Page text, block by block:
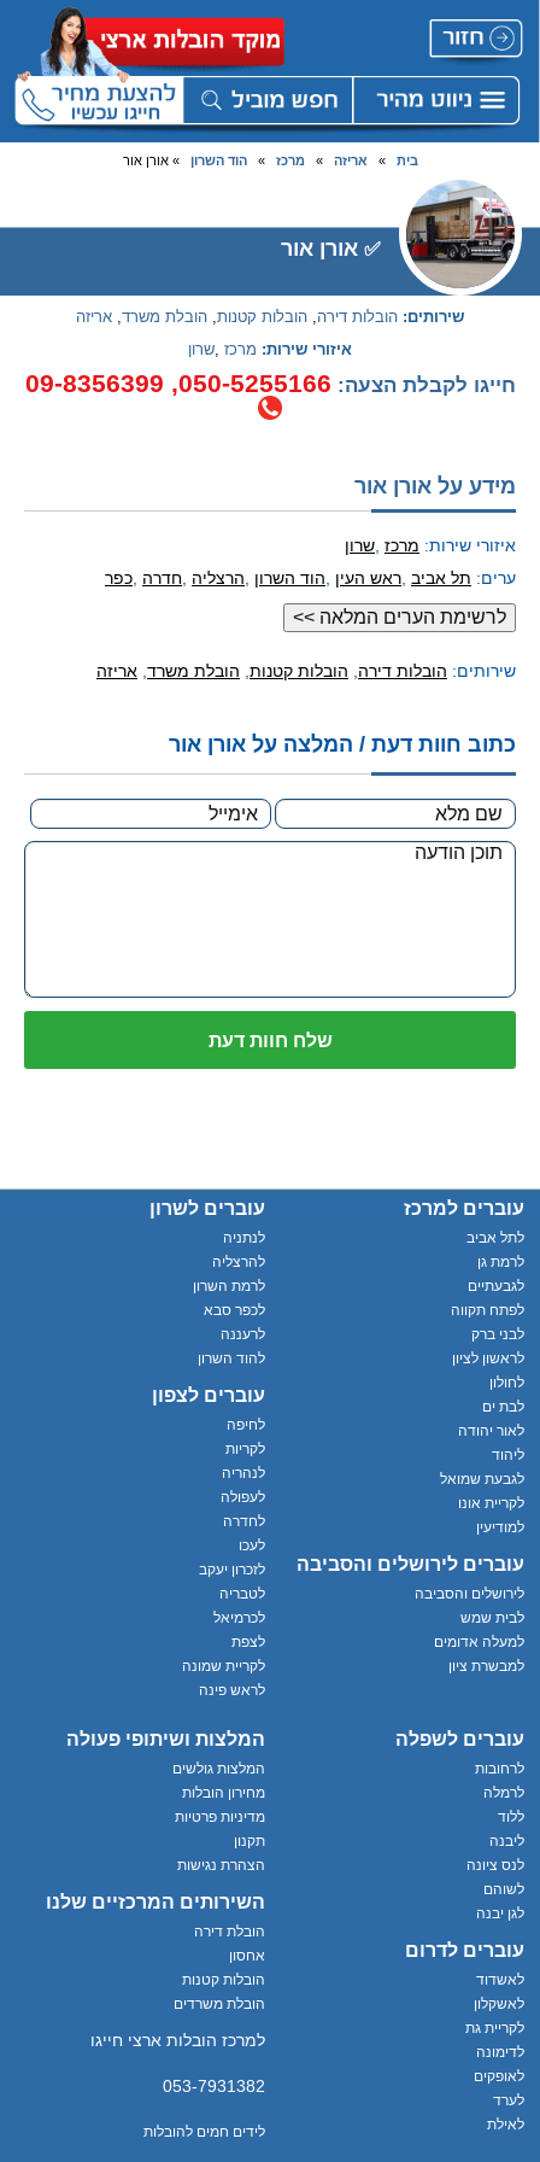
בית » אריזה » מרכז » הוד השרון » אורן אור
✅ אורן אור
שירותים: הובלות דירה, הובלות קטנות, הובלת משרד, אריזה
איזורי שירות: מרכז ,שרון
חייגו לקבלת הצעה: 050-5255166
,
09-8356399
מידע על אורן אור
איזורי שירות: מרכז שרון
ערים: תל אביב ראש העין הוד השרון הרצליה חדרה כפר
שירותים: הובלות דירה הובלות קטנות הובלת משרד אריזה
כתוב חוות דעת / המלצה על אורן אור
עוברים למרכז
לתל אביב
לרמת גן
לגבעתיים
לפתח תקווה
לבני ברק
לראשון לציון
לחולון
לבת ים
לאור יהודה
ליהוד
לגבעת שמואל
לקריית אונו
למודיעין
עוברים לירושלים והסביבה
לירושלים והסביבה
לבית שמש
למעלה אדומים
למבשרת ציון
עוברים לשרון
לנתניה
להרצליה
לרמת השרון
לכפר סבא
לרעננה
להוד השרון
עוברים לצפון
לחיפה
לקריות
לנהריה
לעפולה
לחדרה
לעכו
לזכרון יעקב
לטבריה
לכרמיאל
לצפת
לקריית שמונה
לראש פינה
עוברים לשפלה
לרחובות
לרמלה
ללוד
ליבנה
לנס ציונה
לשוהם
לגן יבנה
עוברים לדרום
לאשדוד
לאשקלון
לקריית גת
לדימונה
לאופקים
לערד
לאילת
המלצות ושיתופי פעולה
המלצות גולשים
מחירון הובלות
מדיניות פרטיות
תקנון
הצהרת נגישות
השירותים המרכזיים שלנו
הובלת דירה
אחסון
הובלות קטנות
הובלת משרדים
למרכז הובלות ארצי חייגו
053-7931382
לידים חמים להובלות